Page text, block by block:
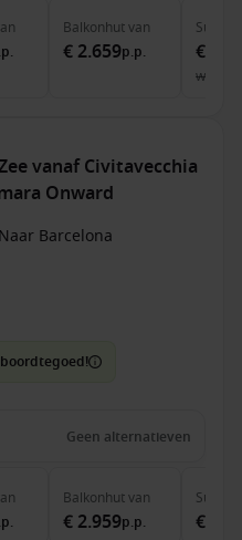
Balkonhutvan
€ 2.659p.p.
Suite
€
was
vanaf Civitavecchia
Onward
Barcelona
Geen alternatieven
Balkonhutvan
€ 2.959p.p.
Suite
€